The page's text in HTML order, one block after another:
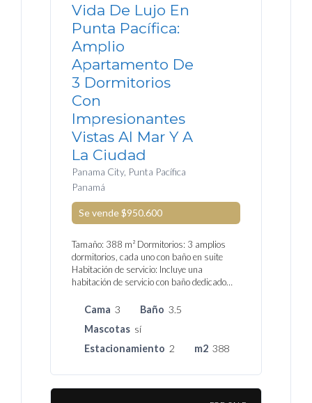
Vida De Lujo En
Punta Pacífica:
Amplio
Apartamento De
3 Dormitorios
Con
Impresionantes
Vistas Al Mar Y A
La Ciudad
Panama City, Punta Pacífica
Panamá
Se vende$950.600
Tamaño: 388 m² Dormitorios: 3 amplios
dormitorios, cada uno con baño en suite
Habitación de servicio: Incluye una
habitación de servicio con baño dedicado…
Cama 3 Baño 3.5
Mascotas sí
Estacionamiento 2 m2 388